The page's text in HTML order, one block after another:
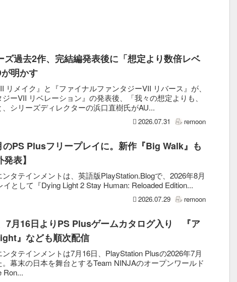
ズ過去2作、完結編発表後に「想定より数倍レベ
明かす
リメイク』と『ファイナルファンタジーVII リバース』が、
ーVII リベレーション』の発表後、「我々の想定よりも、
シリーズディレクターの浜口直樹氏がAU...
2026.07.31 remoon
PS Plusフリープレイに。新作『Big Walk』も
表】
タテインメントは、英語版PlayStation.Blogで、2026年8月
として『Dying Light 2 Stay Human: Reloaded Edition...
2026.07.29 remoon
7月16日よりPS Plusゲームカタログ入り 『ア
』なども順次配信
タテインメントは7月16日、PlayStation Plusの2026年7月
幕末の日本を舞台とするTeam NINJAのオープンワールド
Ron...